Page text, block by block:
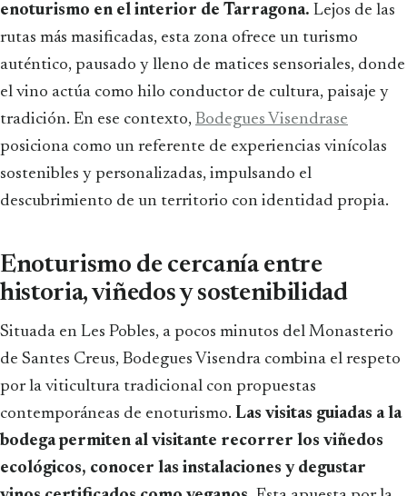
enoturismo en el interior de Tarragona. Lejos de las
rutas más masificadas, esta zona ofrece un turismo
auténtico, pausado y lleno de matices sensoriales, donde
el vino actúa como hilo conductor de cultura, paisaje y
tradición. En ese contexto, Bodegues Visendrase
posiciona como un referente de experiencias vinícolas
sostenibles y personalizadas, impulsando el
descubrimiento de un territorio con identidad propia.
Enoturismo de cercanía entre
historia, viñedos y sostenibilidad
Situada en Les Pobles, a pocos minutos del Monasterio
de Santes Creus, Bodegues Visendra combina el respeto
por la viticultura tradicional con propuestas
contemporáneas de enoturismo. Las visitas guiadas a la
bodega permiten al visitante recorrer los viñedos
ecológicos, conocer las instalaciones y degustar